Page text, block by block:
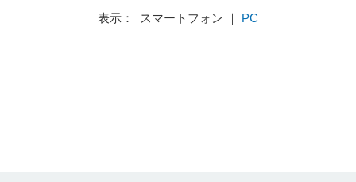
表示： スマートフォン ｜ PC